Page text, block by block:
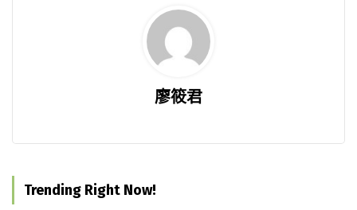
廖筱君
Trending Right Now!